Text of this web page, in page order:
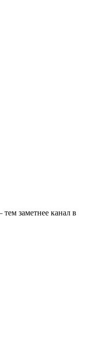
заметнее канал в